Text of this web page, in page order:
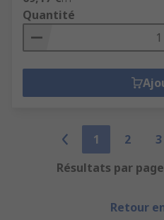
Quantité
1 2 3
Résultats par page
Retour